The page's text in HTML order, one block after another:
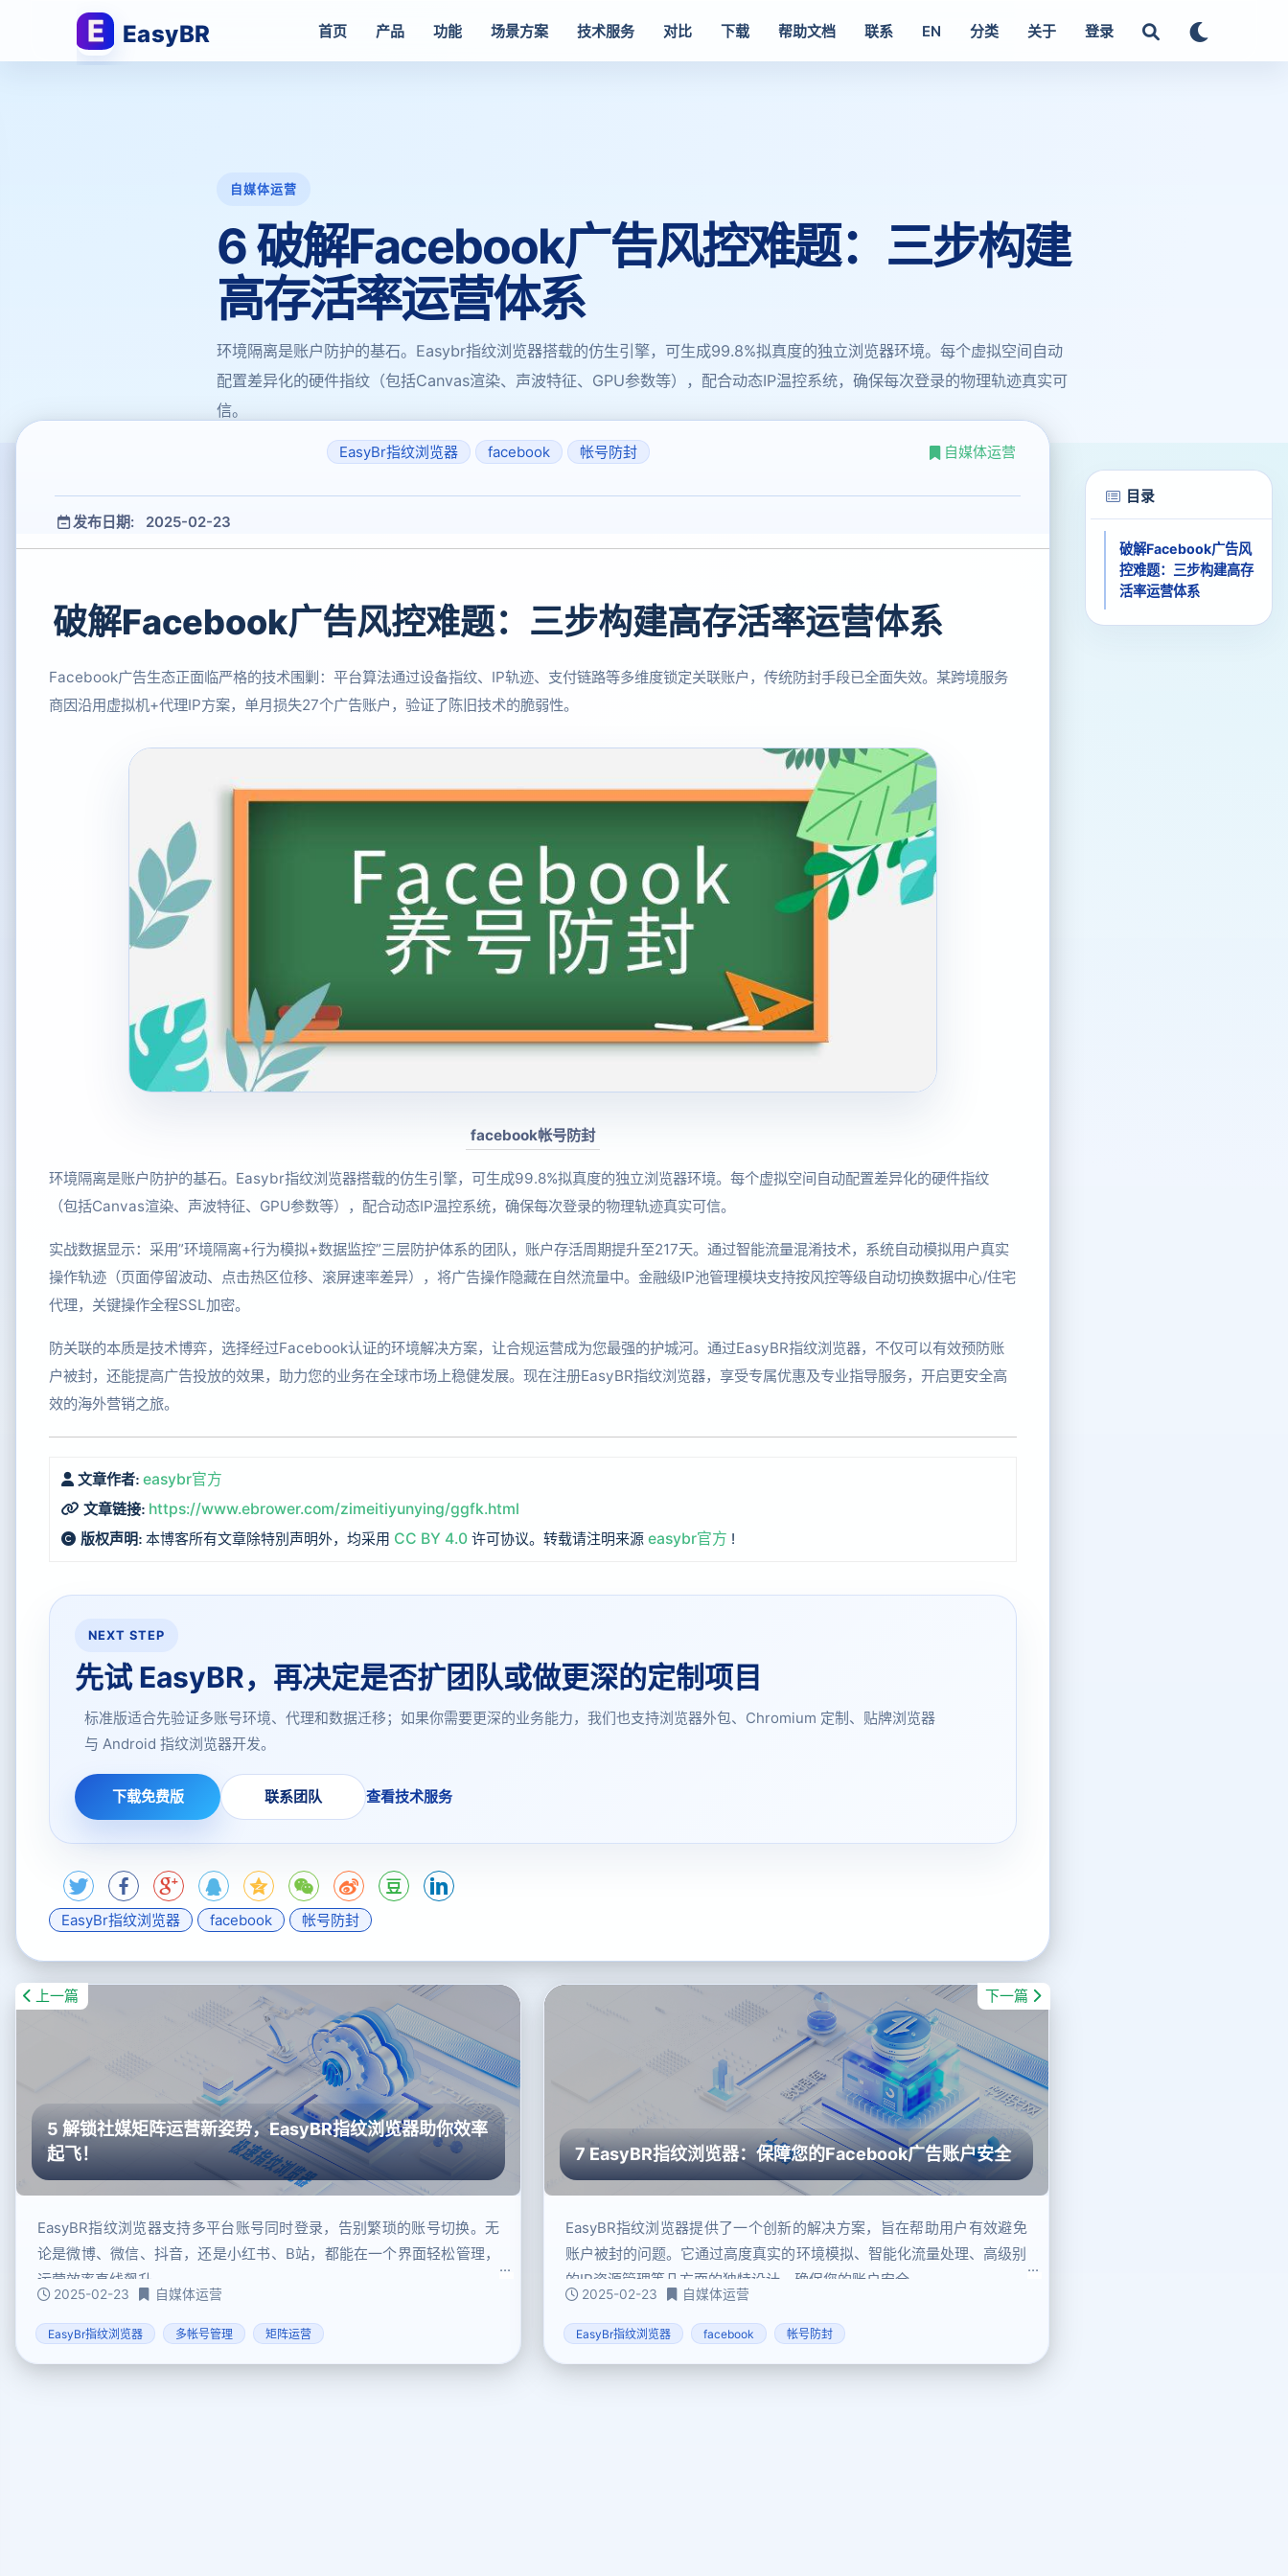
EasyBR 首页 产品 功能 场景方案 技术服务 对比 下载 帮助文档 联系 EN 分类 关于 登录
自媒体运营
6 破解Facebook广告风控难题：三步构建
高存活率运营体系
环境隔离是账户防护的基石。Easybr指纹浏览器搭载的仿生引擎，可生成99.8%拟真度的独立浏览器环境。每个虚拟空间自动
配置差异化的硬件指纹（包括Canvas渲染、声波特征、GPU参数等），配合动态IP温控系统，确保每次登录的物理轨迹真实可
信。
EasyBr指纹浏览器 facebook 帐号防封 自媒体运营
发布日期: 2025-02-23
破解Facebook广告风控难题：三步构建高存活率运营体系
Facebook广告生态正面临严格的技术围剿：平台算法通过设备指纹、IP轨迹、支付链路等多维度锁定关联账户，传统防封手段已全面失效。某跨境服务
商因沿用虚拟机+代理IP方案，单月损失27个广告账户，验证了陈旧技术的脆弱性。
facebook帐号防封
环境隔离是账户防护的基石。Easybr指纹浏览器搭载的仿生引擎，可生成99.8%拟真度的独立浏览器环境。每个虚拟空间自动配置差异化的硬件指纹
（包括Canvas渲染、声波特征、GPU参数等），配合动态IP温控系统，确保每次登录的物理轨迹真实可信。
实战数据显示：采用”环境隔离+行为模拟+数据监控”三层防护体系的团队，账户存活周期提升至217天。通过智能流量混淆技术，系统自动模拟用户真实
操作轨迹（页面停留波动、点击热区位移、滚屏速率差异），将广告操作隐藏在自然流量中。金融级IP池管理模块支持按风控等级自动切换数据中心/住宅
代理，关键操作全程SSL加密。
防关联的本质是技术博弈，选择经过Facebook认证的环境解决方案，让合规运营成为您最强的护城河。通过EasyBR指纹浏览器，不仅可以有效预防账
户被封，还能提高广告投放的效果，助力您的业务在全球市场上稳健发展。现在注册EasyBR指纹浏览器，享受专属优惠及专业指导服务，开启更安全高
效的海外营销之旅。
文章作者: easybr官方
文章链接: https://www.ebrower.com/zimeitiyunying/ggfk.html
版权声明: 本博客所有文章除特別声明外，均采用 CC BY 4.0 许可协议。转载请注明来源 easybr官方 !
NEXT STEP
先试 EasyBR，再决定是否扩团队或做更深的定制项目
标准版适合先验证多账号环境、代理和数据迁移；如果你需要更深的业务能力，我们也支持浏览器外包、Chromium 定制、贴牌浏览器
与 Android 指纹浏览器开发。
下载免费版 联系团队 查看技术服务
EasyBr指纹浏览器 facebook 帐号防封
上一篇
5 解锁社媒矩阵运营新姿势，EasyBR指纹浏览器助你效率
起飞！
EasyBR指纹浏览器支持多平台账号同时登录，告别繁琐的账号切换。无
论是微博、微信、抖音，还是小红书、B站，都能在一个界面轻松管理，
运营效率直线飙升。
2025-02-23 自媒体运营
EasyBr指纹浏览器 多帐号管理 矩阵运营
下一篇
7 EasyBR指纹浏览器：保障您的Facebook广告账户安全
EasyBR指纹浏览器提供了一个创新的解决方案，旨在帮助用户有效避免
账户被封的问题。它通过高度真实的环境模拟、智能化流量处理、高级别
的IP资源管理等几方面的独特设计，确保您的账户安全
2025-02-23 自媒体运营
EasyBr指纹浏览器 facebook 帐号防封
目录
破解Facebook广告风
控难题：三步构建高存
活率运营体系